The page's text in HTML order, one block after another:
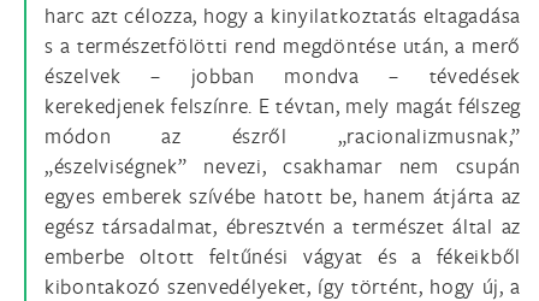
harc azt célozza, hogy a kinyilatkoztatás eltagadása
s a természetfölötti rend megdöntése után, a merő
észelvek – jobban mondva – tévedések
kerekedjenek felszínre. E tévtan, mely magát félszeg
módon az észről „racionalizmusnak,”
„észelviségnek” nevezi, csakhamar nem csupán
egyes emberek szívébe hatott be, hanem átjárta az
egész társadalmat, ébresztvén a természet által az
emberbe oltott feltűnési vágyat és a fékeikből
kibontakozó szenvedélyeket, így történt, hogy új, a